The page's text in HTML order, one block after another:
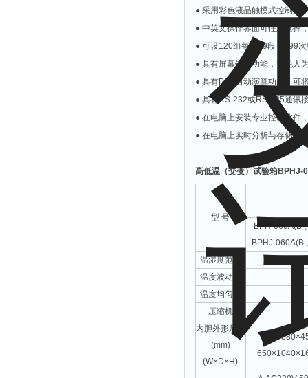
● 采用彩色液晶触摸式控制屏
● 中英文操作界面可任意选择
● 可设120组每组 99段， 999
● 具有屏幕锁定功能，避免人
● 具有P.I.D
自动演算功能，可
● 具有 RS-232或RS-485通讯
● 在电脑上安装专业控制软件
● 在电脑上实时分析与存储数
高低温（交变）试验箱BPHJ-
型 号
BPH-060A(B
BPHJ-060A(B
温湿度范围
温度波动度
温度均匀度
压缩机
内胆外形尺寸
(mm)
(W×D×H)